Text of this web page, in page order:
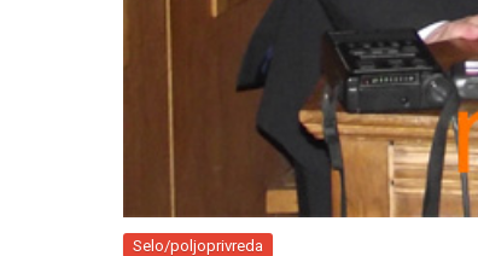
Selo/poljoprivreda